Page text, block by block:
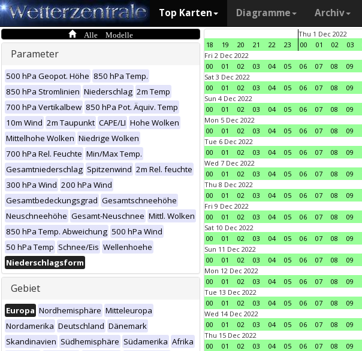
Top Karten Diagramme Archiv
Alle Modelle
Parameter
500 hPa Geopot. Höhe 850 hPa Temp.
850 hPa Stromlinien Niederschlag 2m Temp
700 hPa Vertikalbew 850 hPa Pot. Äquiv. Temp
10m Wind 2m Taupunkt CAPE/LI Hohe Wolken
Mittelhohe Wolken Niedrige Wolken
700 hPa Rel. Feuchte Min/Max Temp.
Gesamtniederschlag Spitzenwind 2m Rel. feuchte
300 hPa Wind 200 hPa Wind
Gesamtbedeckungsgrad Gesamtschneehöhe
Neuschneehöhe Gesamt-Neuschnee Mittl. Wolken
850 hPa Temp. Abweichung 500 hPa Wind
50 hPa Temp Schnee/Eis Wellenhoehe
Niederschlagsform
Gebiet
Europa Nordhemisphäre Mitteleuropa
Nordamerika Deutschland Dänemark
Skandinavien Südhemisphäre Südamerika Afrika
18 19 20 21 22 23
Thu 1 Dec 2022
00
01 02 03
Fri 2 Dec 2022
00
01 02 03 04 05 06 07 08 09
Sat 3 Dec 2022
00
01 02 03 04 05 06 07 08 09
Sun 4 Dec 2022
00
01 02 03 04 05 06 07 08 09
Mon 5 Dec 2022
00
01 02 03 04 05 06 07 08 09
Tue 6 Dec 2022
00
01 02 03 04 05 06 07 08 09
Wed 7 Dec 2022
00
01 02 03 04 05 06 07 08 09
Thu 8 Dec 2022
00
01 02 03 04 05 06 07 08 09
Fri 9 Dec 2022
00
01 02 03 04 05 06 07 08 09
Sat 10 Dec 2022
00
01 02 03 04 05 06 07 08 09
Sun 11 Dec 2022
00
01 02 03 04 05 06 07 08 09
Mon 12 Dec 2022
00
01 02 03 04 05 06 07 08 09
Tue 13 Dec 2022
00
01 02 03 04 05 06 07 08 09
Wed 14 Dec 2022
00
01 02 03 04 05 06 07 08 09
Thu 15 Dec 2022
00
01 02 03 04 05 06 07 08 09